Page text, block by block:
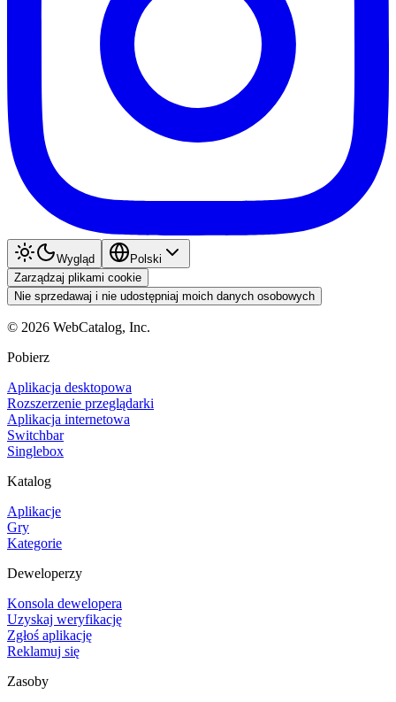
Wygląd
Polski
Zarządzaj plikami cookie
Nie sprzedawaj i nie udostępniaj moich danych osobowych
© 2026 WebCatalog, Inc.
Pobierz
Aplikacja desktopowa
Rozszerzenie przeglądarki
Aplikacja internetowa
Switchbar
Singlebox
Katalog
Aplikacje
Gry
Kategorie
Deweloperzy
Konsola dewelopera
Uzyskaj weryfikację
Zgłoś aplikację
Reklamuj się
Zasoby